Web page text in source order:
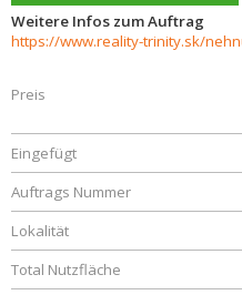
Weitere Infos zum Auftrag
Preis
Eingefügt
Auftrags Nummer
Lokalität
Total Nutzfläche